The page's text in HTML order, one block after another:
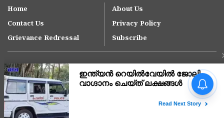
Home
About Us
Contact Us
Privacy Policy
Grievance Redressal
Subscribe
Copyright © 2007-
നീലേശ്വരം ആനച്ചാലിൽ
ഇഴജന്തുക്കളുടെ താവളമായി
പരിസരം; ദുരിതം പേറി